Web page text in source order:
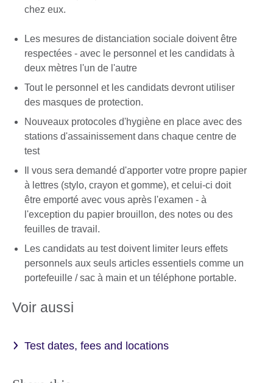
chez eux.
Les mesures de distanciation sociale doivent être
respectées - avec le personnel et les candidats à
deux mètres l'un de l'autre
Tout le personnel et les candidats devront utiliser
des masques de protection.
Nouveaux protocoles d'hygiène en place avec des
stations d'assainissement dans chaque centre de
test
Il vous sera demandé d'apporter votre propre papier
à lettres (stylo, crayon et gomme), et celui-ci doit
être emporté avec vous après l'examen - à
l'exception du papier brouillon, des notes ou des
feuilles de travail.
Les candidats au test doivent limiter leurs effets
personnels aux seuls articles essentiels comme un
portefeuille / sac à main et un téléphone portable.
Voir aussi
Test dates, fees and locations